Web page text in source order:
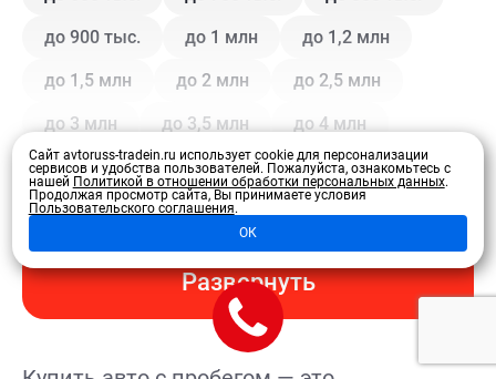
до 900 тыс. до 1 млн до 1,2 млн
до 1,5 млн до 2 млн до 2,5 млн
до 3 млн до 3,5 млн до 4 млн
Кузов
Купе Внедорожник Внедорожник 5 дв.
Хэтчбек 3 дв. Хэтчбек 5 дв.
Минивэн Кроссовер
Развернуть
Сайт avtoruss-tradein.ru использует cookie для персонализации
сервисов и удобства пользователей. Пожалуйста, ознакомьтесь с
нашей Политикой в отношении обработки персональных данных.
Продолжая просмотр сайта, Вы принимаете условия
Пользовательского соглашения.
ОК